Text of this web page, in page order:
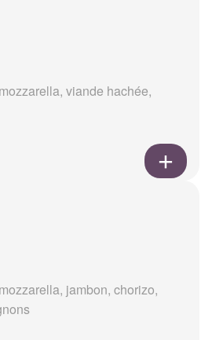
viande hachée,
jambon, chorizo,